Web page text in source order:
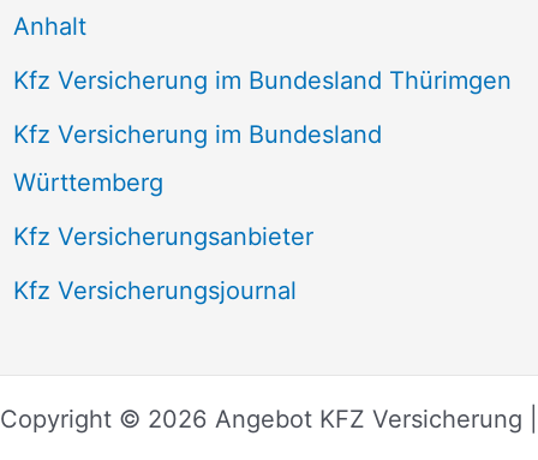
Anhalt
Kfz Versicherung im Bundesland Thürimgen
Kfz Versicherung im Bundesland
Württemberg
Kfz Versicherungsanbieter
Kfz Versicherungsjournal
Copyright © 2026 Angebot KFZ Versicherung |